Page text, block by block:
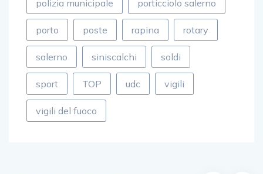
polizia municipale porticciolo salerno
porto poste rapina rotary
salerno siniscalchi soldi
sport TOP udc vigili
vigili del fuoco